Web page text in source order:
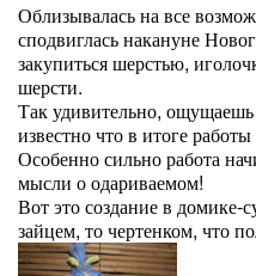
Облизывалась на все
сподвиглась накануне
закупиться шерстью,
шерсти.
Так удивительно, ощущаешь
известно что в итоге
Особенно сильно работа
мысли о одариваемом!
Вот это создание в домике-
зайцем, то чертенком, что